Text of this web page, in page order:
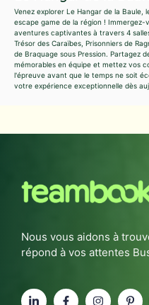
Venez explorer Le Hangar de la Baule,
escape game de la région ! Immergez-
aventures captivantes à travers 4
Trésor des Caraïbes, Prisonniers de
de Braquage sous Pression. Partagez
mémorables en équipe et mettez vos
l'épreuve avant que le temps ne soit
votre expérience exceptionnelle dès
Nous vous aidons à
répond à vos attentes